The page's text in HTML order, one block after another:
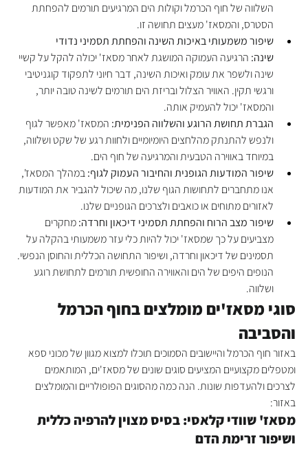
השלווה של חוף הכרמל וקולות הים המרגיעים תורמים להפחתת
הסטרס, והמסאז' מעצים תחושה זו.
שיפור משמעותי באיכות השינה והפחתת תסמיני נדודי
שינה: הרגיעה העמוקה המושגת לאחר מסאז' יכולה להקל על קשיי
שינה ולשפר את עומק ואיכות השינה, דבר חיוני לתפקוד קוגניטיבי
ורגשי תקין. האוויר הצלול ובריזת הים תורמים לשינה טובה יותר,
והמסאז' יכול להעמיק אותה.
הגברת תחושת הרוגע והשלווה הפנימית: המסאז' מאפשר לגוף
ולנפש להתנתק מהלחצים היומיומיים ולחוות רגע של שקט ושלווה,
במיוחד באווירה הטבעית והמרגיעה של חוף הים.
שיפור המודעות הגופנית והחיבור העמוק לגוף: במהלך המסאז',
אנו מתחברים לתחושות הגוף שלנו, מה שיכול להגביר את המודעות
לאזורים מתוחים או כואבים ולצרכים הגופניים שלנו.
שיפור מצב הרוח והפחתת תסמיני דיכאון וחרדה: מחקרים
מצביעים על כך שמסאז' יכול להיות כלי עזר משמעותי בהקלה על
תסמינים של דיכאון וחרדה, ושיפור התחושה הכללית והחוסן הנפשי.
הנופים היפים של הים והאווירה החופשית תורמים לתחושת רוגע
ושלווה.
סוגי מסאז'ים מומלצים בחוף הכרמל
והסביבה
באזור חוף הכרמל והיישובים הסמוכים תוכלו למצוא מגוון של מכוני ספא
ומטפלים מקצועיים המציעים סוגים שונים של מסאז'ים, המותאמים
לצרכים ולהעדפות שונות. הנה כמה מהסוגים הפופולריים והמומלצים
באזור:
מסאז' שוודי קלאסי: בסיס מצוין להרפיה כללית
ושיפור זרימת הדם